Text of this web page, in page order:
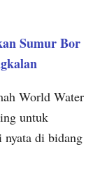
Sumur Bor
World Water
untuk
di bidang